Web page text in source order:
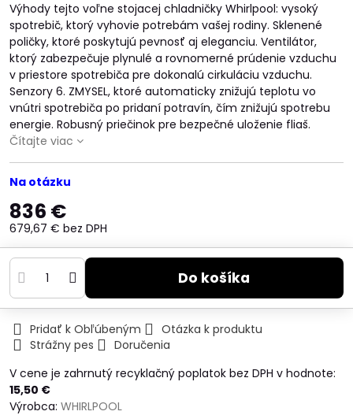
Výhody tejto voľne stojacej chladničky Whirlpool: vysoký
spotrebič, ktorý vyhovie potrebám vašej rodiny. Sklenené
poličky, ktoré poskytujú pevnosť aj eleganciu. Ventilátor,
ktorý zabezpečuje plynulé a rovnomerné prúdenie vzduchu
v priestore spotrebiča pre dokonalú cirkuláciu vzduchu.
Senzory 6. ZMYSEL, ktoré automaticky znižujú teplotu vo
vnútri spotrebiča po pridaní potravín, čím znižujú spotrebu
energie. Robusný priečinok pre bezpečné uloženie fliaš.
Čítajte viac
Na otázku
836 €
679,67 € bez DPH
Do košíka
Pridať k Obľúbeným
Otázka k produktu
Strážny pes
Doručenia
V cene je zahrnutý recyklačný poplatok bez DPH v hodnote:
15,50 €
Výrobca: WHIRLPOOL